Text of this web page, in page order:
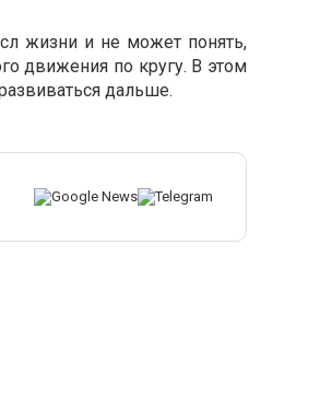
жизни и не может понять,
движения по кругу. В этом
дальше.